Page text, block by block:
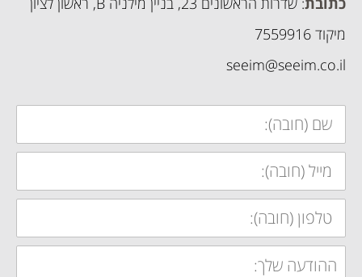
מיקוד 7559916
seeim@seeim.co.il
שם:
מייל:
טלפון:
הודעה: